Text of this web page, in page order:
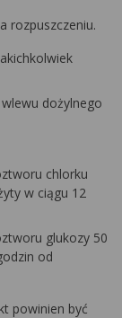
rozpuszczeniu.
dożylnego
chlorku
w ciągu 12
glukozy 50
od
powinien być